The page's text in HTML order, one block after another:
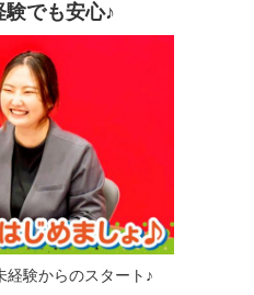
でも安心♪
経験からのスタート♪